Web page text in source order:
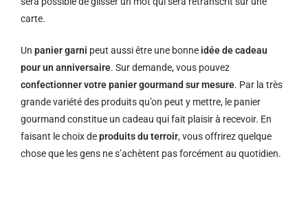
carte.
Un panier garni peut aussi être une bonne idée de cadeau
pour un anniversaire. Sur demande, vous pouvez
confectionner votre panier gourmand sur mesure. Par la très
grande variété des produits qu’on peut y mettre, le panier
gourmand constitue un cadeau qui fait plaisir à recevoir. En
faisant le choix deproduits du terroir, vous offrirez quelque
chose que les gens ne s’achètent pas forcément au quotidien.